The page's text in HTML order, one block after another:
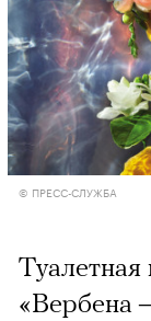
© ПРЕСС-СЛУЖБА
Туалетная
«Вербена